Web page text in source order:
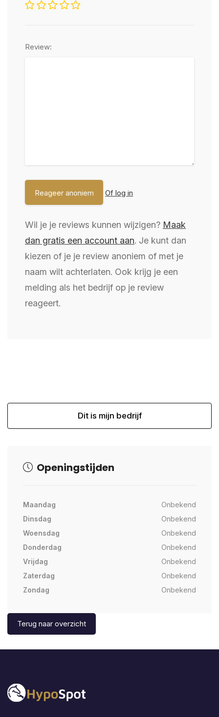
Review:
Of log in
Wil je je reviews kunnen wijzigen? Maak
dan gratis een account aan. Je kunt dan
kiezen of je je review anoniem of met je
naam wilt achterlaten. Ook krijg je een
melding als het bedrijf op je review
reageert.
Dit is mijn bedrijf
Openingstijden
Maandag
Onbekend
Dinsdag
Onbekend
Woensdag
Onbekend
Donderdag
Onbekend
Vrijdag
Onbekend
Zaterdag
Onbekend
Zondag
Onbekend
Terug naar overzicht